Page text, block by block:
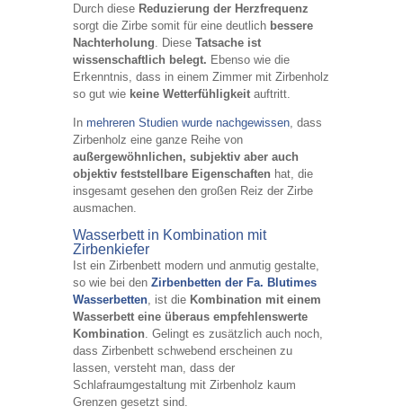
Durch diese Reduzierung der Herzfrequenz
sorgt die Zirbe somit für eine deutlich bessere
Nachterholung . Diese Tatsache ist
wissenschaftlich belegt. Ebenso wie die
Erkenntnis, dass in einem Zimmer mit Zirbenholz
so gut wie keine Wetterfühligkeitauftritt.
In mehreren Studien wurde nachgewissen, dass
Zirbenholz eine ganze Reihe von
außergewöhnlichen, subjektiv aber auch
objektiv feststellbare Eigenschaften hat, die
insgesamt gesehen den großen Reiz der Zirbe
ausmachen.
Wasserbett in Kombination mit
Zirbenkiefer
Ist ein Zirbenbett modern und anmutig gestalte,
so wie bei den Zirbenbetten der Fa. Blutimes
Wasserbetten, ist die Kombination mit einem
Wasserbett eine überaus empfehlenswerte
Kombination . Gelingt es zusätzlich auch noch,
dass Zirbenbett schwebend erscheinen zu
lassen, versteht man, dass der
Schlafraumgestaltung mit Zirbenholz kaum
Grenzen gesetzt sind.